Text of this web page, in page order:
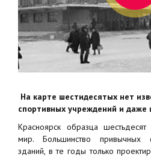
На карте шестидесятых нет
спортивных учреждений и даже
Красноярск образца
мир. Большинство привычных
зданий, в те годы только